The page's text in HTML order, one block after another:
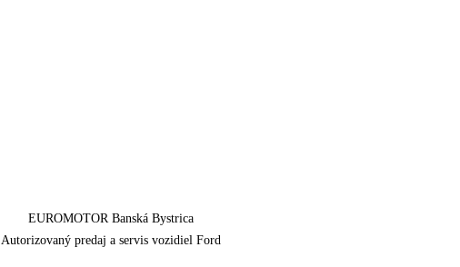
EUROMOTOR Banská Bystrica
Autorizovaný predaj a servis vozidiel Ford